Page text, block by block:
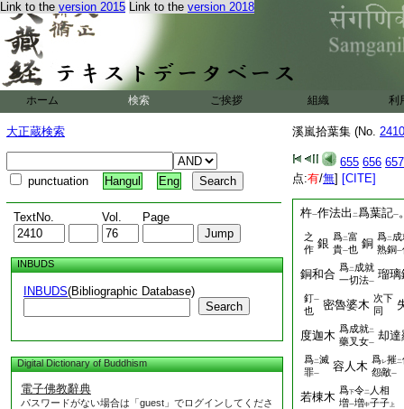
Link to the version 2015 Link to the version 2018
ホーム 検索 ご挨拶 組織 利
大正蔵検索
punctuation Hangul Eng
TextNo. Vol. Page
INBUDS
INBUDS(Bibliographic Database)
Search
Digital Dictionary of Buddhism
電子佛教辭典
パスワードがない場合は「guest」でログインしてくださ
溪嵐拾葉集 (No.
655 656 657
点:有/無] [CITE]
本不生義三卷
齋食略觀
受食作法
極大祕密陀祇尼法
五字頌 迴向頌 供
1 元祿十五年壬
道具類集抄私苗
一。鈴杵事 成就
杵一作法出 二爲葉記一
之
作 銀 爲二富
貴一也 銅 爲二
熟銅一
銅和合 爲二 成就
一切法一
瑠璃
釘一
也 密魯婆木 次下
同
度迦木 爲成就二
藥叉女一
却達
爲二滅
罪一
容人木 爲レ摧二
怨敵一
若棟木 爲下令二
人相
増一増中子子 上